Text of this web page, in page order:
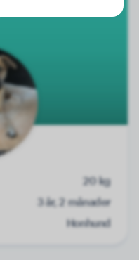
20 kg
3 år, 2 månader
Honhund